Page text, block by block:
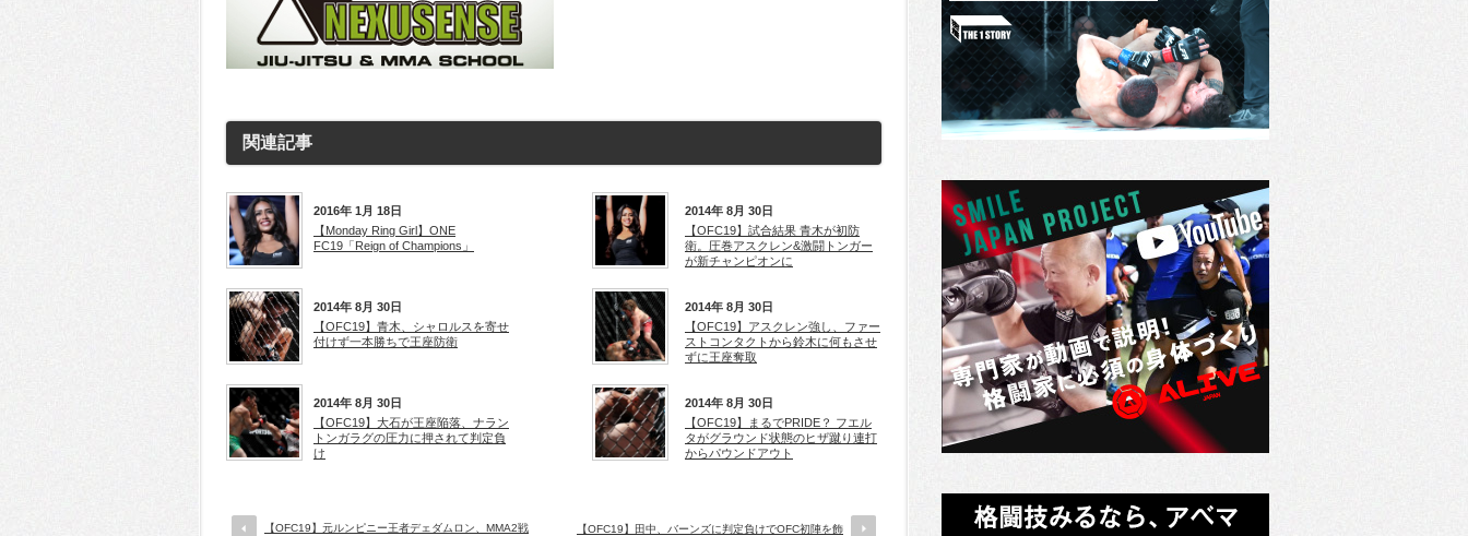
関連記事
2016年 1月 18日
【Monday Ring Girl】ONE
FC19「Reign of Champions」
2014年 8月 30日
【OFC19】試合結果 青木が初防
衛。圧巻アスクレン&激闘トンガー
が新チャンピオンに
2014年 8月 30日
【OFC19】青木、シャロルスを寄せ
付けず一本勝ちで王座防衛
2014年 8月 30日
【OFC19】アスクレン強し、ファー
ストコンタクトから鈴木に何もさせ
ずに王座奪取
2014年 8月 30日
【OFC19】大石が王座陥落、ナラン
トンガラグの圧力に押されて判定負
け
2014年 8月 30日
【OFC19】まるでPRIDE？ フエル
タがグラウンド状態のヒザ蹴り連打
からパウンドアウト
【OFC19】元ルンピニー王者デェダムロン、MMA2戦
【OFC19】田中、バーンズに判定負けでOFC初陣を飾